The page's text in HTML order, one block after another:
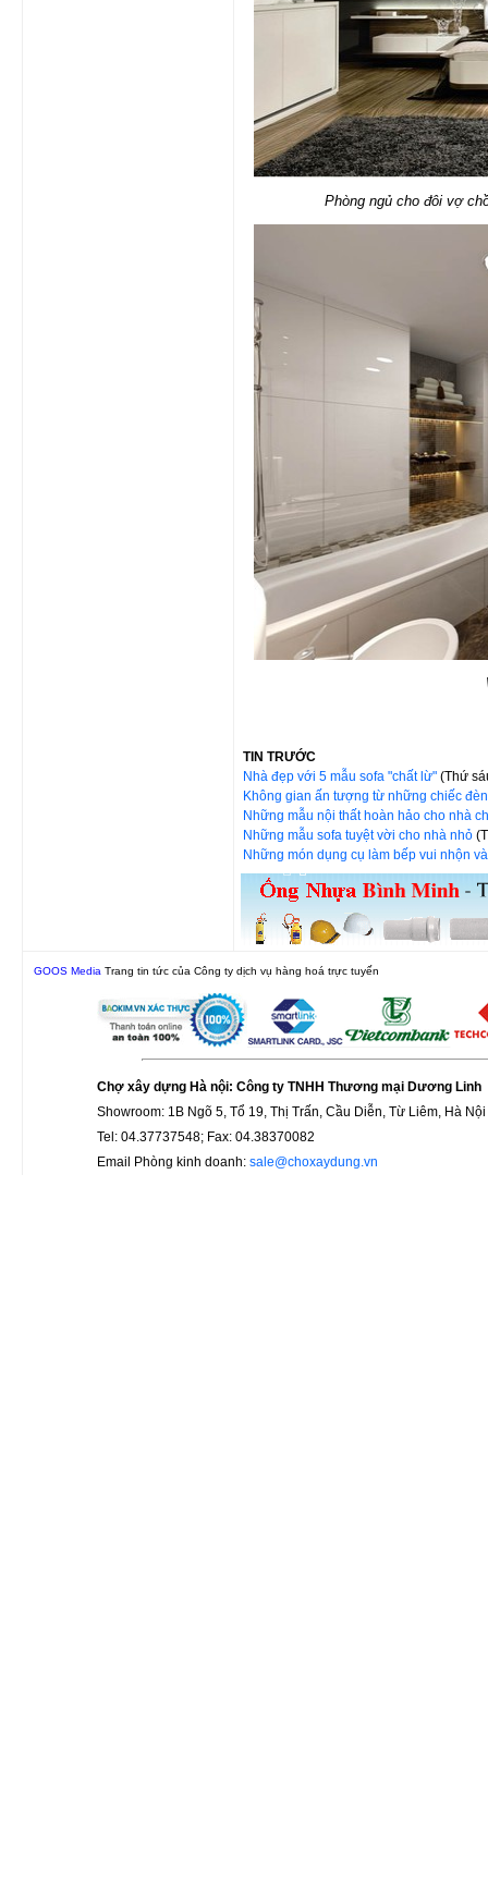
Phòng ngủ cho đôi vợ
TIN TRƯỚC
Nhà đẹp với 5 mẫu sofa "chất lừ"(Thứ
Không gian ấn tượng từ những chiếc
Những mẫu nội thất hoàn hảo cho nhà
Những mẫu sofa tuyệt vời cho nhà nhỏ
Những món dụng cụ làm bếp vui nhộn
GOOS Media Trang tin tức của Công ty dịch vụ hàng hoá trực tuyến
Chợ xây dựng Hà nội: Công ty TNHH Thương mại Dương Linh
Showroom: 1B Ngõ 5, Tổ 19, Thị Trấn, Cầu Diễn, Từ Liêm, Hà Nội
Tel: 04.37737548; Fax: 04.38370082
Email Phòng kinh doanh: sale@choxaydung.vn